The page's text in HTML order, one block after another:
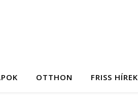
OTTHON FRISS HÍREK